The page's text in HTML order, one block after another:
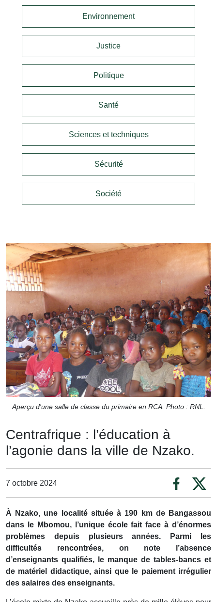
Environnement
Justice
Politique
Santé
Sciences et techniques
Sécurité
Société
Aperçu d'une salle de classe du primaire en RCA. Photo : RNL.
Centrafrique : l’éducation à
l’agonie dans la ville de Nzako.
7 octobre 2024
À Nzako, une localité située à 190 km de Bangassou
dans le Mbomou, l’unique école fait face à d’énormes
problèmes depuis plusieurs années. Parmi les
difficultés rencontrées, on note l’absence
d’enseignants qualifiés, le manque de tables-bancs et
de matériel didactique, ainsi que le paiement irrégulier
des salaires des enseignants.